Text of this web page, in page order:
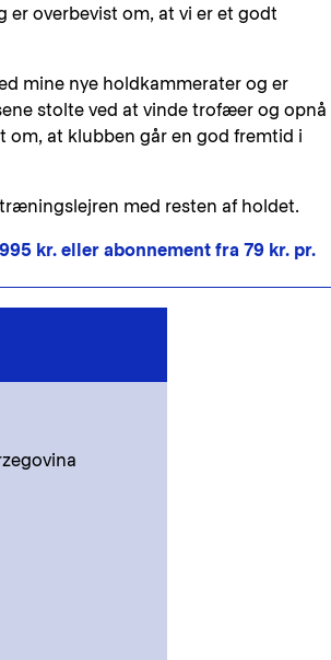
er overbevist om, at vi er et godt
mine nye holdkammerater og er
stolte ved at vinde trofæer og opnå
om, at klubben går en god fremtid i
med resten af holdet.
kr. eller abonnement fra 79 kr. pr.